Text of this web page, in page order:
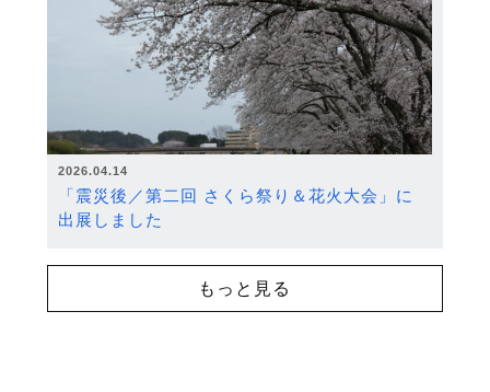
2026.04.14
「震災後／第二回 さくら祭り＆花火大会」に
出展しました
もっと見る